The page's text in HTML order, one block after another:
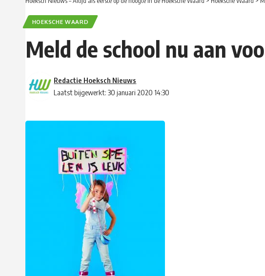
HOEKSCHE WAARD
Meld de school nu aan
Laatst bijgewerkt: 30 januari 2020 14:30
Redactie Hoeksch Nieuws